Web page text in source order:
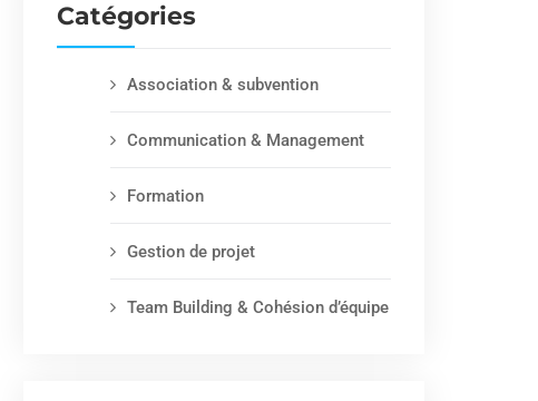
Catégories
Association & subvention
Communication & Management
Formation
Gestion de projet
Team Building & Cohésion d’équipe